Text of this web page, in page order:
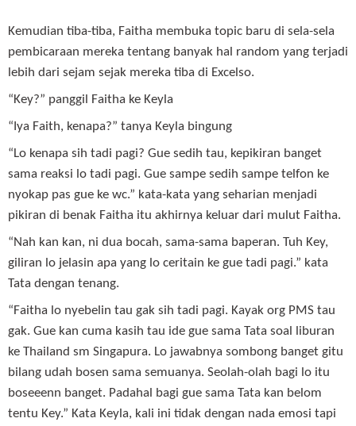
Kemudian tiba-tiba, Faitha membuka topic baru di sela-sela
pembicaraan mereka tentang banyak hal random yang terjadi
lebih dari sejam sejak mereka tiba di Excelso.
“Key?” panggil Faitha ke Keyla
“Iya Faith, kenapa?” tanya Keyla bingung
“Lo kenapa sih tadi pagi? Gue sedih tau, kepikiran banget
sama reaksi lo tadi pagi. Gue sampe sedih sampe telfon ke
nyokap pas gue ke wc.” kata-kata yang seharian menjadi
pikiran di benak Faitha itu akhirnya keluar dari mulut Faitha.
“Nah kan kan, ni dua bocah, sama-sama baperan. Tuh Key,
giliran lo jelasin apa yang lo ceritain ke gue tadi pagi.” kata
Tata dengan tenang.
“Faitha lo nyebelin tau gak sih tadi pagi. Kayak org PMS tau
gak. Gue kan cuma kasih tau ide gue sama Tata soal liburan
ke Thailand sm Singapura. Lo jawabnya sombong banget gitu
bilang udah bosen sama semuanya. Seolah-olah bagi lo itu
boseeenn banget. Padahal bagi gue sama Tata kan belom
tentu Key.” Kata Keyla, kali ini tidak dengan nada emosi tapi